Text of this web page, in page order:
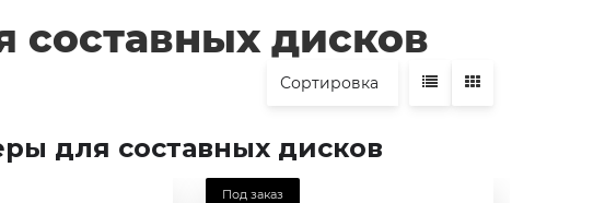
дисков
Сортировка
для составных дисков
Под заказ